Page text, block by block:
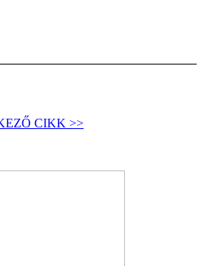
CIKK >>